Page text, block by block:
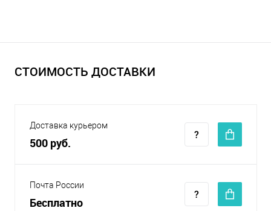
СТОИМОСТЬ ДОСТАВКИ
Доставка курьером
500 руб.
Почта России
Бесплатно